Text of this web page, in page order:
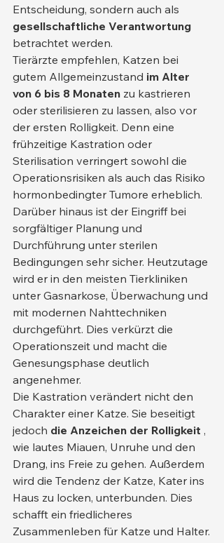
Entscheidung, sondern auch als
gesellschaftliche Verantwortung
betrachtet werden.
Tierärzte empfehlen, Katzen bei
gutem Allgemeinzustand im Alter
von 6 bis 8 Monaten zu kastrieren
oder sterilisieren zu lassen, also vor
der ersten Rolligkeit. Denn eine
frühzeitige Kastration oder
Sterilisation verringert sowohl die
Operationsrisiken als auch das Risiko
hormonbedingter Tumore erheblich.
Darüber hinaus ist der Eingriff bei
sorgfältiger Planung und
Durchführung unter sterilen
Bedingungen sehr sicher. Heutzutage
wird er in den meisten Tierkliniken
unter Gasnarkose, Überwachung und
mit modernen Nahttechniken
durchgeführt. Dies verkürzt die
Operationszeit und macht die
Genesungsphase deutlich
angenehmer.
Die Kastration verändert nicht den
Charakter einer Katze. Sie beseitigt
jedoch die Anzeichen der Rolligkeit ,
wie lautes Miauen, Unruhe und den
Drang, ins Freie zu gehen. Außerdem
wird die Tendenz der Katze, Kater ins
Haus zu locken, unterbunden. Dies
schafft ein friedlicheres
Zusammenleben für Katze und Halter.